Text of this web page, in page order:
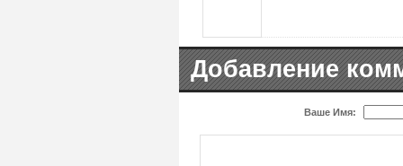
Добавление
Ваше Имя: